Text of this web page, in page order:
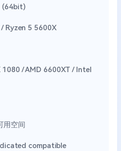
(64bit)
Ryzen 5 5600X
1080 / AMD 6600XT / Intel
用空间
compatible